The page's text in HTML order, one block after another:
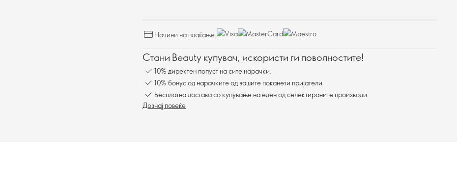
Начини на плаќање:
Стани Beauty купувач, искористи ги поволностите!
10% директен попуст на сите нарачки.
10% бонус од нарачките од вашите поканети пријатели
Бесплатна достава со купување на еден од селектираните производи
Дознај повеќе